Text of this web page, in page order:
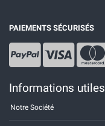
PAIEMENTS SÉCURISÉS
Informations utiles
Notre Société